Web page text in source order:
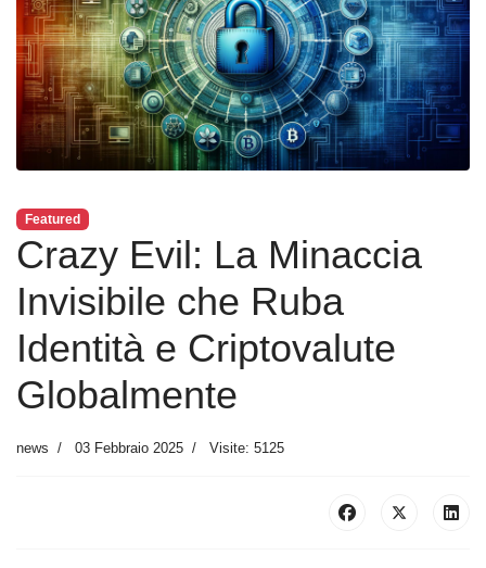
Featured
Crazy Evil: La Minaccia
Invisibile che Ruba
Identità e Criptovalute
Globalmente
news 03 Febbraio 2025 Visite: 5125